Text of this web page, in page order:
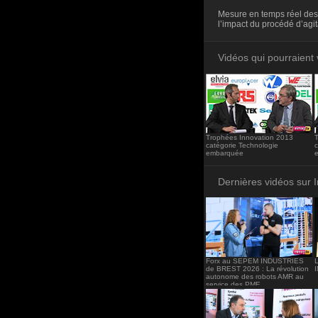
Mesure en temps réel
l’impact du procédé
Vidéos qui pourraient
Trophées Innovation 2013
catégorie Technologie
embarquée
Dernières vidéos sur
Forx au SEPEM INDUSTRIES
de BREST 2026 : La révolution
autonome des robots AMR au
service des PME